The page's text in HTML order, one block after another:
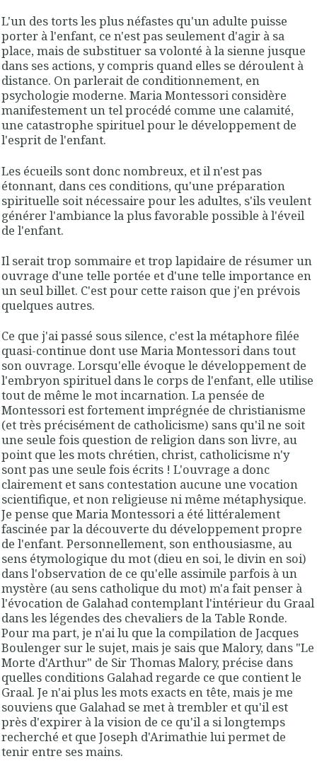
L'un des torts les plus néfastes qu'un adulte puisse
porter à l'enfant, ce n'est pas seulement d'agir à sa
place, mais de substituer sa volonté à la sienne jusque
dans ses actions, y compris quand elles se déroulent à
distance. On parlerait de conditionnement, en
psychologie moderne. Maria Montessori considère
manifestement un tel procédé comme une calamité,
une catastrophe spirituel pour le développement de
l'esprit de l'enfant.
Les écueils sont donc nombreux, et il n'est pas
étonnant, dans ces conditions, qu'une préparation
spirituelle soit nécessaire pour les adultes, s'ils veulent
générer l'ambiance la plus favorable possible à l'éveil
de l'enfant.
Il serait trop sommaire et trop lapidaire de résumer un
ouvrage d'une telle portée et d'une telle importance en
un seul billet. C'est pour cette raison que j'en prévois
quelques autres.
Ce que j'ai passé sous silence, c'est la métaphore filée
quasi-continue dont use Maria Montessori dans tout
son ouvrage. Lorsqu'elle évoque le développement de
l'embryon spirituel dans le corps de l'enfant, elle utilise
tout de même le motincarnation. La pensée de
Montessori est fortement imprégnée de christianisme
(et très précisément de catholicisme) sans qu'il ne soit
une seule fois question de religion dans son livre, au
point que les mots chrétien, christ, catholicisme n'y
sont pas une seule fois écrits ! L'ouvrage a donc
clairement et sans contestation aucune une vocation
scientifique, et non religieuse ni même métaphysique.
Je pense que Maria Montessori a été littéralement
fascinée par la découverte du développement propre
de l'enfant. Personnellement, son enthousiasme, au
sens étymologique du mot (dieu en soi, le divin en soi)
dans l'observation de ce qu'elle assimile parfois à un
mystère (au sens catholique du mot) m'a fait penser à
l'évocation de Galahad contemplant l'intérieur du Graal
dans les légendes des chevaliers de la Table Ronde.
Pour ma part, je n'ai lu que la compilation de Jacques
Boulenger sur le sujet, mais je sais que Malory, dans "Le
Morte d'Arthur" de Sir Thomas Malory, précise dans
quelles conditions Galahad regarde ce que contient le
Graal. Je n'ai plus les mots exacts en tête, mais je me
souviens que Galahad se met à trembler et qu'il est
près d'expirer à la vision de ce qu'il a si longtemps
recherché et que Joseph d'Arimathie lui permet de
tenir entre ses mains.